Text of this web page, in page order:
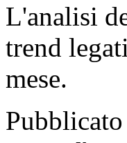
L'analisi
trend
mese.